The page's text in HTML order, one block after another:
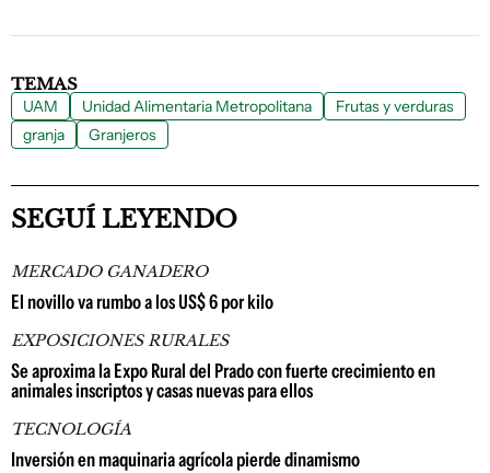
TEMAS
UAM Unidad Alimentaria Metropolitana
Frutas y verduras
granja
Granjeros
SEGUÍ LEYENDO
MERCADO GANADERO
El novillo va rumbo a los US$ 6 por kilo
EXPOSICIONES RURALES
Se aproxima la Expo Rural del Prado con fuerte crecimiento en
animales inscriptos y casas nuevas para ellos
TECNOLOGÍA
Inversión en maquinaria agrícola pierde dinamismo